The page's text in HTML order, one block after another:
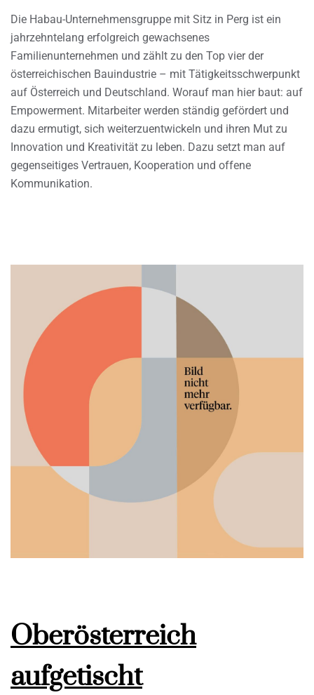
Die Habau-Unternehmensgruppe mit Sitz in Perg ist ein
jahrzehntelang erfolgreich gewachsenes
Familienunternehmen und zählt zu den Top vier der
österreichischen Bauindustrie – mit Tätigkeitsschwerpunkt
auf Österreich und Deutschland. Worauf man hier baut: auf
Empowerment. Mitarbeiter werden ständig gefördert und
dazu ermutigt, sich weiterzuentwickeln und ihren Mut zu
Innovation und Kreativität zu leben. Dazu setzt man auf
gegenseitiges Vertrauen, Kooperation und offene
Kommunikation.
Oberösterreich
aufgetischt